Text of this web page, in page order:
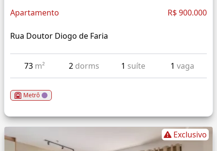
Apartamento R$ 900.000
Rua Doutor Diogo de Faria
73 m² 2 dorms 1 suíte 1 vaga
Metrô
Exclusivo